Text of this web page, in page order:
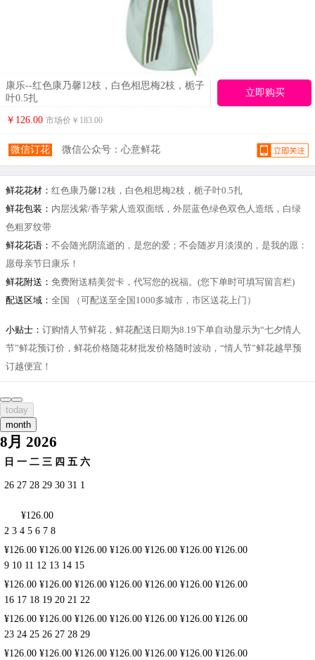
康乐--红色康乃馨12枝，白色相思梅2枝，栀子
叶0.5扎
立即购买
￥126.00 市场价￥ 183.00
微信订花 微信公众号：心意鲜花
鲜花花材： 红色康乃馨12枝，白色相思梅2枝，栀子叶0.5扎
鲜花包装： 内层浅紫/香芋紫人造双面纸，外层蓝色绿色双色人造纸，白绿
色粗罗纹带
鲜花花语： 不会随光阴流逝的，是您的爱；不会随岁月淡漠的，是我的愿：
愿母亲节日康乐！
鲜花附送： 免费附送精美贺卡，代写您的祝福。(您下单时可填写留言栏)
配送区域： 全国 （可配送至全国1000多城市，市区送花上门）
小贴士： 订购情人节鲜花，鲜花配送日期为8.19下单自动显示为“七夕情人
节”鲜花预订价，鲜花价格随花材批发价格随时波动，“情人节”鲜花越早预
订越便宜！
today
month
8月 2026
日 一 二 三 四 五 六
26 27 28 29 30 31 1
¥126.00
2 3 4 5 6 7 8
¥126.00 ¥126.00 ¥126.00 ¥126.00 ¥126.00 ¥126.00 ¥126.00
9 10 11 12 13 14 15
¥126.00 ¥126.00 ¥126.00 ¥126.00 ¥126.00 ¥126.00 ¥126.00
16 17 18 19 20 21 22
¥126.00 ¥126.00 ¥126.00 ¥126.00 ¥126.00 ¥126.00 ¥126.00
23 24 25 26 27 28 29
¥126.00 ¥126.00 ¥126.00 ¥126.00 ¥126.00 ¥126.00 ¥126.00